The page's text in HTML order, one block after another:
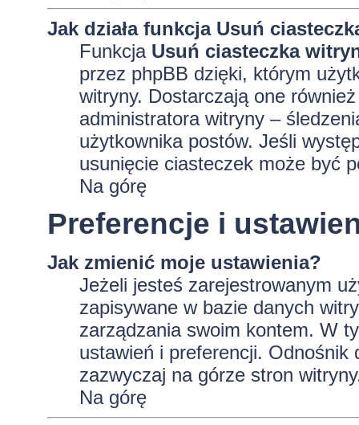
Jak działa funkcja Usuń
Funkcja Usuń ciasteczka
przez phpBB dzięki, którym
witryny. Dostarczają one
administratora witryny –
użytkownika postów. Jeśli
usunięcie ciasteczek może być
Na górę
Preferencje i
Jak zmienić moje ustawienia?
Jeżeli jesteś zarejestrowanym
zapisywane w bazie danych
zarządzania swoim kontem. W
ustawień i preferencji.
zazwyczaj na górze stron
Na górę